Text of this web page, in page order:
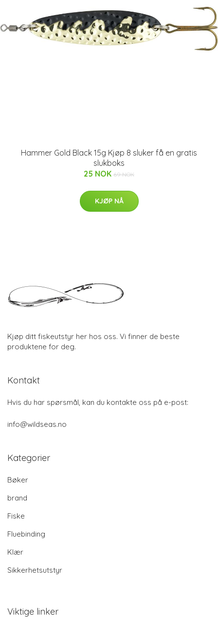
Hammer Gold Black 15g Kjøp 8 sluker få en gratis
slukboks
25 NOK 69 NOK
KJØP NÅ
Kjøp ditt fiskeutstyr her hos oss. Vi finner de beste
produktene for deg.
Kontakt
Hvis du har spørsmål, kan du kontakte oss på e-post:
info@wildseas.no
Kategorier
Bøker
brand
Fiske
Fluebinding
Klær
Sikkerhetsutstyr
Viktige linker